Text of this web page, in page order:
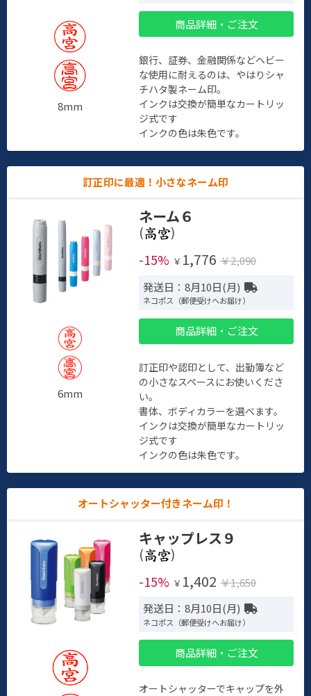
8mm
商品詳細・ご注文
銀行、証券、金融関係などヘビー
な使用に耐えるのは、やはりシャ
チハタ製ネーム印。
インクは交換が簡単なカートリッ
ジ式です
インクの色は朱色です。
訂正印に最適！小さなネーム印
6mm
ネーム６
(
)
-15% ￥ 1,776 ￥2,090
発送日：8月10日(月)
ネコポス（郵便受けへお届け）
商品詳細・ご注文
訂正印や認印として、出勤簿など
の小さなスペースにお使いくださ
い。
書体、ボディカラーを選べます。
インクは交換が簡単なカートリッ
ジ式です
インクの色は朱色です。
オートシャッター付きネーム印！
キャップレス９
(
)
-15% ￥ 1,402 ￥1,650
発送日：8月10日(月)
ネコポス（郵便受けへお届け）
商品詳細・ご注文
オートシャッターでキャップを外